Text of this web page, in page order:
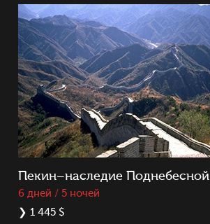
Пекин–наследие Поднебесной
6 дней / 5 ночей
❯ 1 445 $